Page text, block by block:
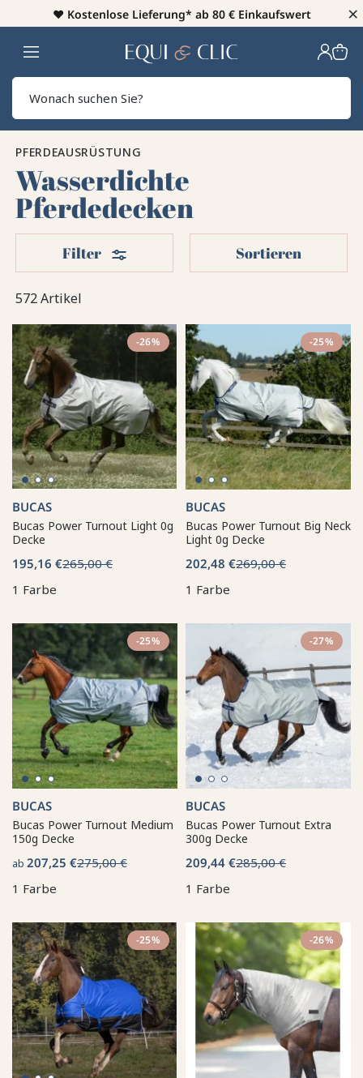
♥️ Kostenlose Lieferung* ab 80 € Einkaufswert ×
Heim
PFERDEAUSRÜSTUNG
Wasserdichte
Pferdedecken
572 Artikel
Filter Filter Sortieren
-26%
BUCAS
Bucas Power Turnout Light 0g
Decke
195,16 €265,00 €
1 Farbe
-25%
BUCAS
Bucas Power Turnout Big Neck
Light 0g Decke
202,48 €269,00 €
1 Farbe
-25%
BUCAS
Bucas Power Turnout Medium
150g Decke
ab 207,25 €275,00 €
1 Farbe
-27%
BUCAS
Bucas Power Turnout Extra
300g Decke
209,44 €285,00 €
1 Farbe
-25% -26%